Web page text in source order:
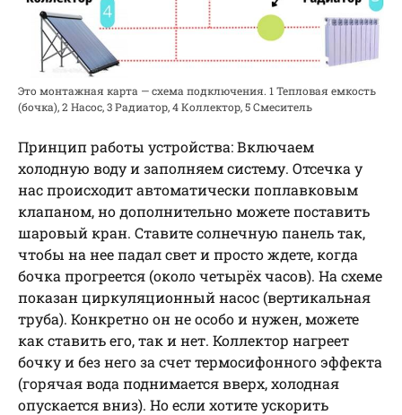
Это монтажная карта — схема подключения. 1 Тепловая емкость
(бочка), 2 Насос, 3 Радиатор, 4 Коллектор, 5 Смеситель
Принцип работы устройства: Включаем
холодную воду и заполняем систему. Отсечка у
нас происходит автоматически поплавковым
клапаном, но дополнительно можете поставить
шаровый кран. Ставите солнечную панель так,
чтобы на нее падал свет и просто ждете, когда
бочка прогреется (около четырёх часов). На схеме
показан циркуляционный насос (вертикальная
труба). Конкретно он не особо и нужен, можете
как ставить его, так и нет. Коллектор нагреет
бочку и без него за счет термосифонного эффекта
(горячая вода поднимается вверх, холодная
опускается вниз). Но если хотите ускорить